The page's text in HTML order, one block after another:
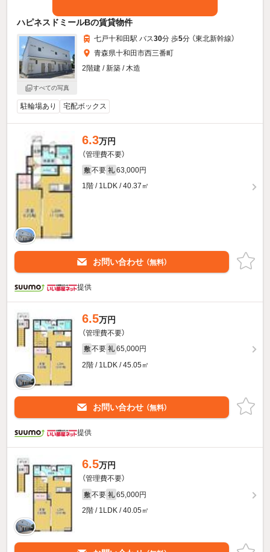
ハピネスドミールBの賃貸物件
すべての写真
七戸十和田駅 バス30分 歩5分 （東北新幹線）
青森県十和田市西三番町
2階建 / 新築 / 木造
駐輪場あり 宅配ボックス
6.3万円
（管理費不要）
敷 不要 礼 63,000円
1階 / 1LDK / 40.37㎡
お問い合わせ （無料）
提供
6.5万円
（管理費不要）
敷 不要 礼 65,000円
2階 / 1LDK / 45.05㎡
お問い合わせ （無料）
提供
6.5万円
（管理費不要）
敷 不要 礼 65,000円
2階 / 1LDK / 40.05㎡